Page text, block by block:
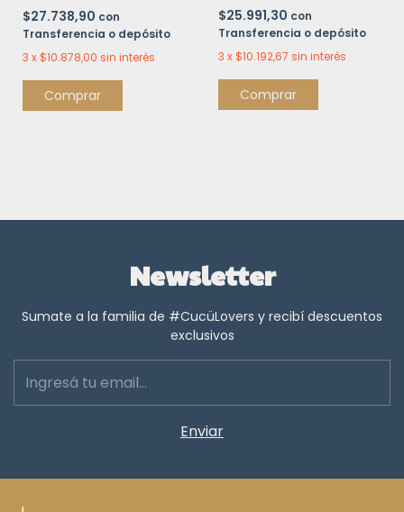
$27.738,90 con
Transferencia o depósito
3 x $10.878,00 sin interés
Comprar
$25.991,30 con
Transferencia o depósito
3 x $10.192,67 sin interés
Comprar
Newsletter
Sumate a la familia de #CucüLovers y recibí descuentos
exclusivos